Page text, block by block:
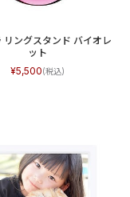
リングスタンド バイオレ
ット
5,500